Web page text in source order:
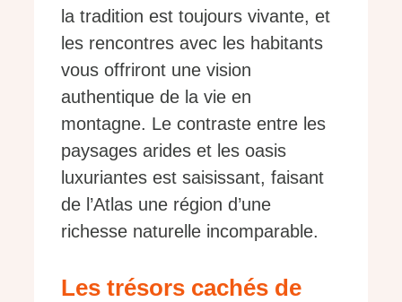
la tradition est toujours vivante, et
les rencontres avec les habitants
vous offriront une vision
authentique de la vie en
montagne. Le contraste entre les
paysages arides et les oasis
luxuriantes est saisissant, faisant
de l’Atlas une région d’une
richesse naturelle incomparable.
Les trésors cachés de